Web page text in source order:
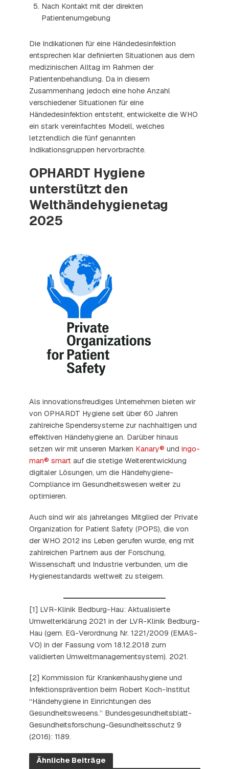
Nach Kontakt mit der direkten
Patientenumgebung
Die Indikationen für eine Händedesinfektion
entsprechen klar definierten Situationen aus dem
medizinischen Alltag im Rahmen der
Patientenbehandlung. Da in diesem
Zusammenhang jedoch eine hohe Anzahl
verschiedener Situationen für eine
Händedesinfektion entsteht, entwickelte die WHO
ein stark vereinfachtes Modell, welches
letztendlich die fünf genannten
Indikationsgruppen hervorbrachte.
OPHARDT Hygiene
unterstützt den
Welthändehygienetag
2025
Als innovationsfreudiges Unternehmen bieten wir
von OPHARDT Hygiene seit über 60 Jahren
zahlreiche Spendersysteme zur nachhaltigen und
effektiven Händehygiene an. Darüber hinaus
setzen wir mit unseren Marken Kanary® und ingo-
man® smart auf die stetige Weiterentwicklung
digitaler Lösungen, um die Händehygiene-
Compliance im Gesundheitswesen weiter zu
optimieren.
Auch sind wir als jahrelanges Mitglied der Private
Organization for Patient Safety (POPS), die von
der WHO 2012 ins Leben gerufen wurde, eng mit
zahlreichen Partnern aus der Forschung,
Wissenschaft und Industrie verbunden, um die
Hygienestandards weltweit zu steigern.
[1] LVR-Klinik Bedburg-Hau: Aktualisierte
Umwelterklärung 2021 in der LVR-Klinik Bedburg-
Hau (gem. EG-Verordnung Nr. 1221/2009 (EMAS-
VO) in der Fassung vom 18.12.2018 zum
validierten Umweltmanagementsystem). 2021.
[2] Kommission für Krankenhaushygiene und
Infektionsprävention beim Robert Koch-Institut
“Händehygiene in Einrichtungen des
Gesundheitswesens.” Bundesgesundheitsblatt-
Gesundheitsforschung-Gesundheitsschutz 9
(2016): 1189.
Ähnliche Beiträge